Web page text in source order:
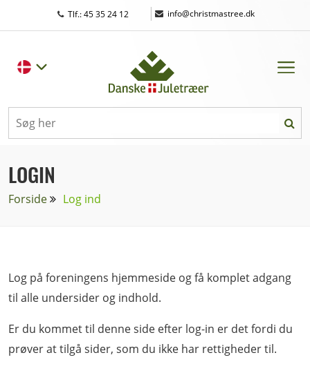
Tlf.: 45 35 24 12 | info@christmastree.dk
LOGIN
Forside Log ind
Log på foreningens hjemmeside og få komplet adgang
til alle undersider og indhold.
Er du kommet til denne side efter log-in er det fordi du
prøver at tilgå sider, som du ikke har rettigheder til.